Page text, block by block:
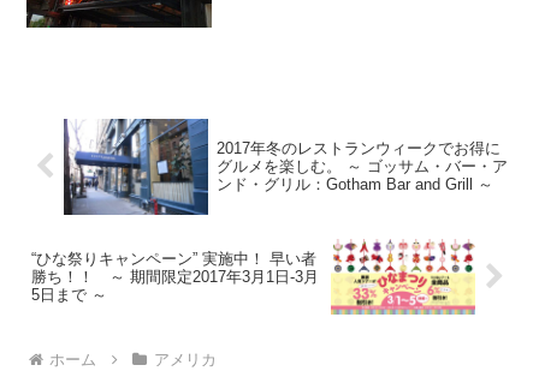
2017年冬のレストランウィークでお得に
グルメを楽しむ。 ～ ゴッサム・バー・ア
ンド・グリル：Gotham Bar and Grill ～
“ひな祭りキャンペーン” 実施中！ 早い者
勝ち！！ ～ 期間限定2017年3月1日-3月
5日まで ～
ホーム アメリカ